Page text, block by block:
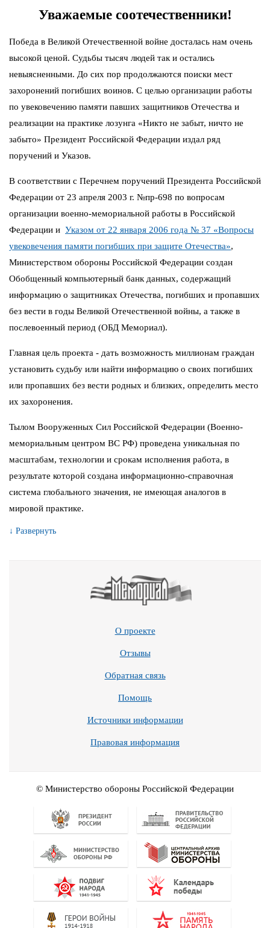
Уважаемые соотечественники!
Победа в Великой Отечественной войне досталась нам очень
высокой ценой. Судьбы тысяч людей так и остались
невыясненными. До сих пор продолжаются поиски мест
захоронений погибших воинов. С целью организации работы
по увековечению памяти павших защитников Отечества и
реализации на практике лозунга «Никто не забыт, ничто не
забыто» Президент Российской Федерации издал ряд
поручений и Указов.
В соответствии с Перечнем поручений Президента Российской
Федерации от 23 апреля 2003 г. №пр-698 по вопросам
организации военно-мемориальной работы в Российской
Федерации и Указом от 22 января 2006 года № 37 «Вопросы
увековечения памяти погибших при защите Отечества»,
Министерством обороны Российской Федерации создан
Обобщенный компьютерный банк данных, содержащий
информацию о защитниках Отечества, погибших и пропавших
без вести в годы Великой Отечественной войны, а также в
послевоенный период (ОБД Мемориал).
Главная цель проекта - дать возможность миллионам граждан
установить судьбу или найти информацию о своих погибших
или пропавших без вести родных и близких, определить место
их захоронения.
Тылом Вооруженных Сил Российской Федерации (Военно-
мемориальным центром ВС РФ) проведена уникальная по
масштабам, технологии и срокам исполнения работа, в
результате которой создана информационно-справочная
система глобального значения, не имеющая аналогов в
мировой практике.
↓ Развернуть
О проекте
Отзывы
Обратная связь
Помощь
Источники информации
Правовая информация
© Министерство обороны Российской Федерации